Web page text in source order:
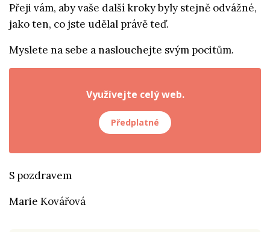
Přeji vám, aby vaše další kroky byly stejně odvážné,
jako ten, co jste udělal právě teď.
Myslete na sebe a naslouchejte svým pocitům.
Využívejte celý web.
Předplatné
S pozdravem
Marie Kovářová